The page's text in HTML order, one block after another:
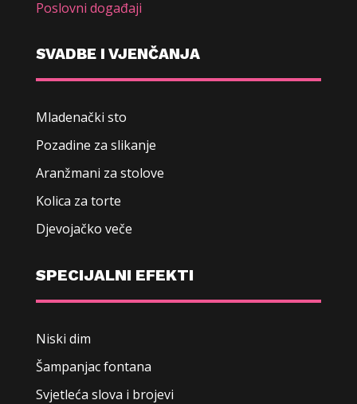
Poslovni događaji
SVADBE I VJENČANJA
Mladenački sto
Pozadine za slikanje
Aranžmani za stolove
Kolica za torte
Djevojačko veče
SPECIJALNI EFEKTI
Niski dim
Šampanjac fontana
Svjetleća slova i brojevi